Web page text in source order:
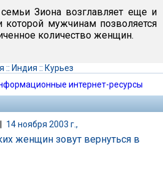
Зиона возглавляет еще и
которой мужчинам позволяется
количество женщин.
:: Индия :: Курьез
интернет-ресурсы
| 14 ноября 2003 г.,
женщин зовут вернуться в